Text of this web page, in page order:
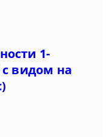
1-
видом на